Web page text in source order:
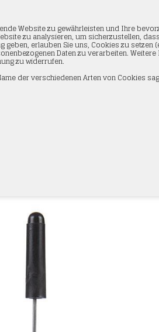
Website zu gewährleisten und Ihre
zu analysieren, um sicherzustellen,
geben, erlauben Sie uns, Cookies zu
Daten zu verarbeiten.
zu widerrufen.
der verschiedenen Arten von Cookies